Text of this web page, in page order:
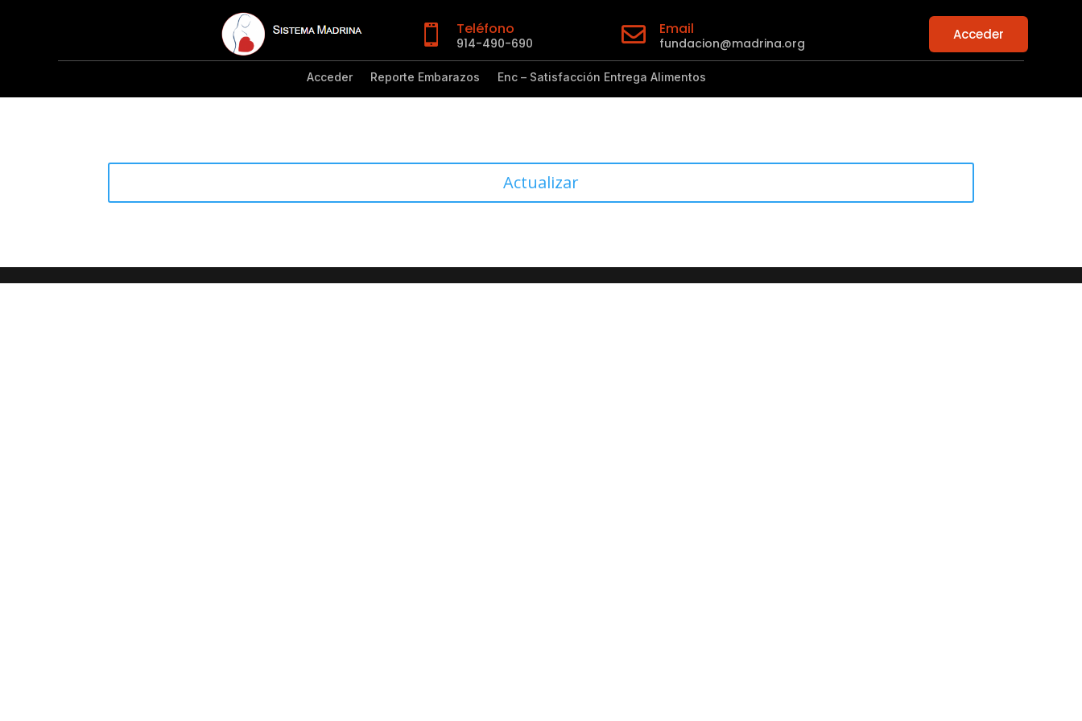
 Teléfono
914-490-690  Email
fundacion@madrina.org
Acceder
Acceder Reporte Embarazos Enc – Satisfacción Entrega Alimentos
Actualizar